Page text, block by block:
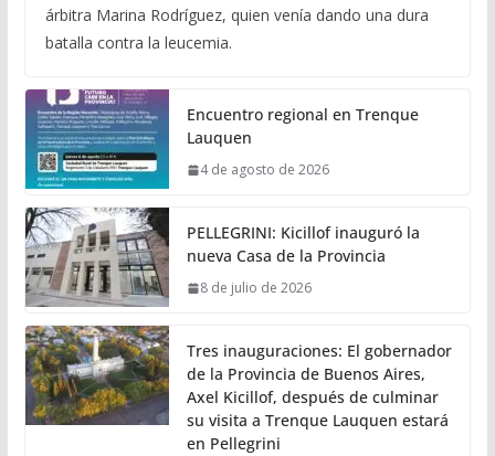
árbitra Marina Rodríguez, quien venía dando una dura
batalla contra la leucemia.
Encuentro regional en Trenque
Lauquen
4 de agosto de 2026
PELLEGRINI: Kicillof inauguró la
nueva Casa de la Provincia
8 de julio de 2026
Tres inauguraciones: El gobernador
de la Provincia de Buenos Aires,
Axel Kicillof, después de culminar
su visita a Trenque Lauquen estará
en Pellegrini